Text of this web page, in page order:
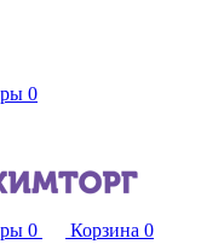
0
0 Корзина 0